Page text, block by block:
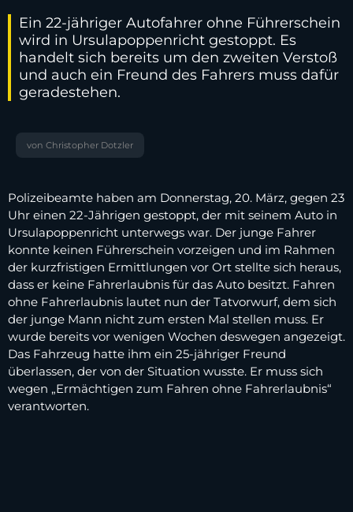
Ein 22-jähriger Autofahrer ohne Führerschein
wird in Ursulapoppenricht gestoppt. Es
handelt sich bereits um den zweiten Verstoß
und auch ein Freund des Fahrers muss dafür
geradestehen.
von Christopher Dotzler
Polizeibeamte haben am Donnerstag, 20. März, gegen 23
Uhr einen 22-Jährigen gestoppt, der mit seinem Auto in
Ursulapoppenricht unterwegs war. Der junge Fahrer
konnte keinen Führerschein vorzeigen und im Rahmen
der kurzfristigen Ermittlungen vor Ort stellte sich heraus,
dass er keine Fahrerlaubnis für das Auto besitzt. Fahren
ohne Fahrerlaubnis lautet nun der Tatvorwurf, dem sich
der junge Mann nicht zum ersten Mal stellen muss. Er
wurde bereits vor wenigen Wochen deswegen angezeigt.
Das Fahrzeug hatte ihm ein 25-jähriger Freund
überlassen, der von der Situation wusste. Er muss sich
wegen „Ermächtigen zum Fahren ohne Fahrerlaubnis“
verantworten.